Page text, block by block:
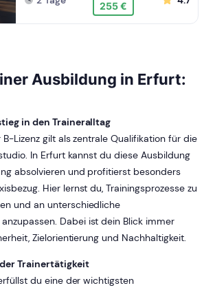
255 €
Ausbildung in Erfurt:
in den Traineralltag
B-Lizenz gilt als zentrale Qualifikation für die
In Erfurt kannst du diese Ausbildung
absolvieren und profitierst besonders
Hier lernst du, Trainingsprozesse zu
und an unterschiedliche
Dabei ist dein Blick immer
Zielorientierung und Nachhaltigkeit.
Trainertätigkeit
du eine der wichtigsten